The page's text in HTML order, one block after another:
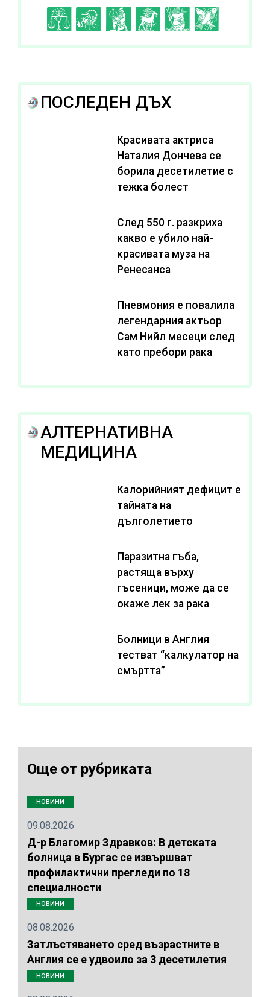
I J K L A B
ПОСЛЕДЕН ДЪХ
Красивата актриса
Наталия Дончева се
борила десетилетие с
тежка болест
След 550 г. разкриха
какво е убило най-
красивата муза на
Ренесанса
Пневмония е повалила
легендарния актьор
Сам Нийл месеци след
като пребори рака
АЛТЕРНАТИВНА
МЕДИЦИНА
Калорийният дефицит е
тайната на
дълголетието
Паразитна гъба,
растяща върху
гъсеници, може да се
окаже лек за рака
Болници в Англия
тестват “калкулатор на
смъртта”
Още от рубриката
НОВИНИ
09.08.2026
Д-р Благомир Здравков: В детската
болница в Бургас се извършват
профилактични прегледи по 18
специалности
НОВИНИ
08.08.2026
Затлъстяването сред възрастните в
Англия се е удвоило за 3 десетилетия
НОВИНИ